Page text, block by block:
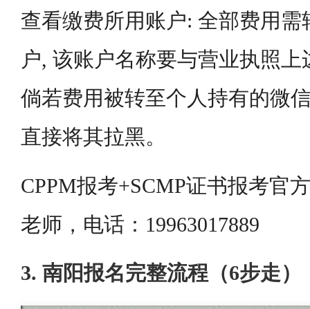
查看缴费所用账户: 全部费用
户, 该账户名称要与营业执照
倘若费用被转至个人持有的微
直接将其拉黑。
CPPM报考+SCMP证书报考官
老师，电话：19963017889
3. 南阳报名完整流程（6步走）